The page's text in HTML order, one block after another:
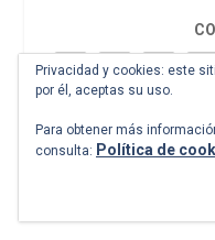
Privacidad y cookies: este
por él, aceptas su uso.
Para obtener más
consulta: Política de